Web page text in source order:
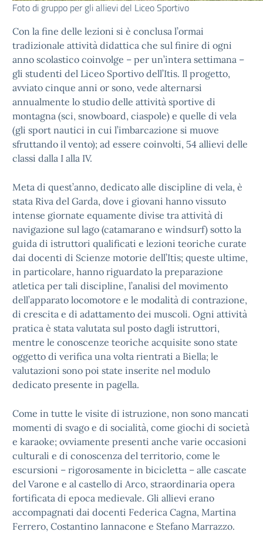
Foto di gruppo per gli allievi del Liceo Sportivo
Con la fine delle lezioni si è conclusa l’ormai
tradizionale attività didattica che sul finire di ogni
anno scolastico coinvolge – per un’intera settimana –
gli studenti del Liceo Sportivo dell’Itis. Il progetto,
avviato cinque anni or sono, vede alternarsi
annualmente lo studio delle attività sportive di
montagna (sci, snowboard, ciaspole) e quelle di vela
(gli sport nautici in cui l’imbarcazione si muove
sfruttando il vento); ad essere coinvolti, 54 allievi delle
classi dalla I alla IV.
Meta di quest’anno, dedicato alle discipline di vela, è
stata Riva del Garda, dove i giovani hanno vissuto
intense giornate equamente divise tra attività di
navigazione sul lago (catamarano e windsurf) sotto la
guida di istruttori qualificati e lezioni teoriche curate
dai docenti di Scienze motorie dell’Itis; queste ultime,
in particolare, hanno riguardato la preparazione
atletica per tali discipline, l’analisi del movimento
dell’apparato locomotore e le modalità di contrazione,
di crescita e di adattamento dei muscoli. Ogni attività
pratica è stata valutata sul posto dagli istruttori,
mentre le conoscenze teoriche acquisite sono state
oggetto di verifica una volta rientrati a Biella; le
valutazioni sono poi state inserite nel modulo
dedicato presente in pagella.
Come in tutte le visite di istruzione, non sono mancati
momenti di svago e di socialità, come giochi di società
e karaoke; ovviamente presenti anche varie occasioni
culturali e di conoscenza del territorio, come le
escursioni – rigorosamente in bicicletta – alle cascate
del Varone e al castello di Arco, straordinaria opera
fortificata di epoca medievale. Gli allievi erano
accompagnati dai docenti Federica Cagna, Martina
Ferrero, Costantino Iannacone e Stefano Marrazzo.